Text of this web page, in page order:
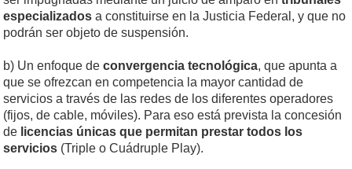
especializados a constituirse en la Justicia Federal, y que no
podrán ser objeto de suspensión.
b) Un enfoque de convergencia tecnológica, que apunta a
que se ofrezcan en competencia la mayor cantidad de
servicios a través de las redes de los diferentes operadores
(fijos, de cable, móviles). Para eso está prevista la concesión
de licencias únicas que permitan prestar todos los
servicios (Triple o Cuádruple Play).